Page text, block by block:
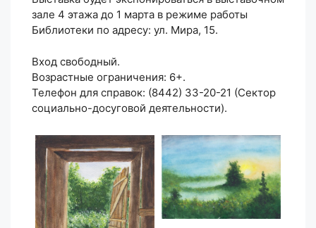
зале 4 этажа до 1 марта в режиме работы
Библиотеки по адресу: ул. Мира, 15.
Вход свободный.
Возрастные ограничения: 6+.
Телефон для справок: (8442) 33-20-21 (Сектор
социально-досуговой деятельности).